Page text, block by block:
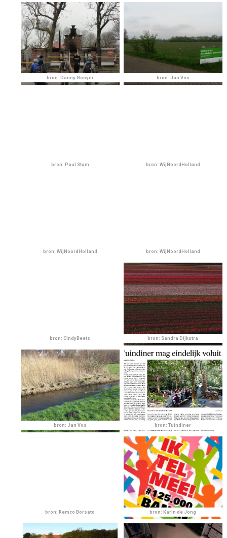
bron: Danny Gooyer bron: Jan Vos
bron: Paul Stam bron: WijNoordHolland
bron: WijNoordHolland bron: WijNoordHolland
bron: CindyBeets bron: Sandra Dijkstra
bron: Jan Vos bron: Tuindiner
bron: Remco Borsato bron: Karin de Jong